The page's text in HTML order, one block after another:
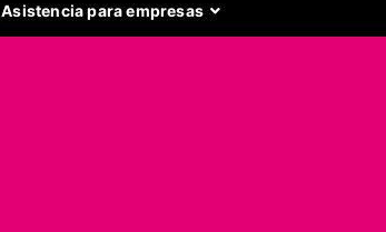
Asistencia para empresas